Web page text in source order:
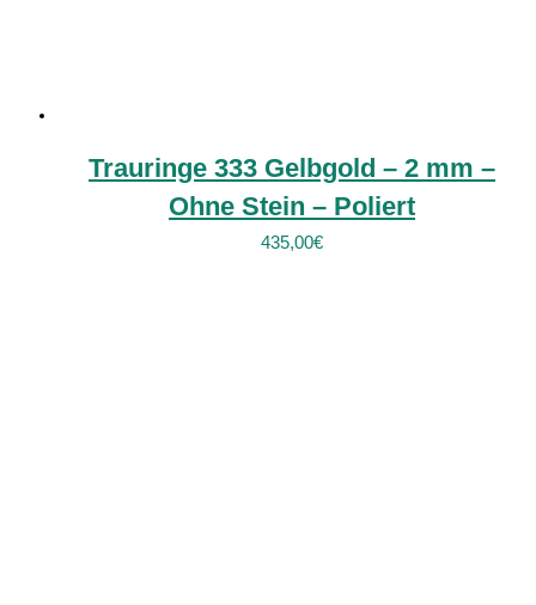
Trauringe 333 Gelbgold – 2 mm –
Ohne Stein – Poliert
435,00€